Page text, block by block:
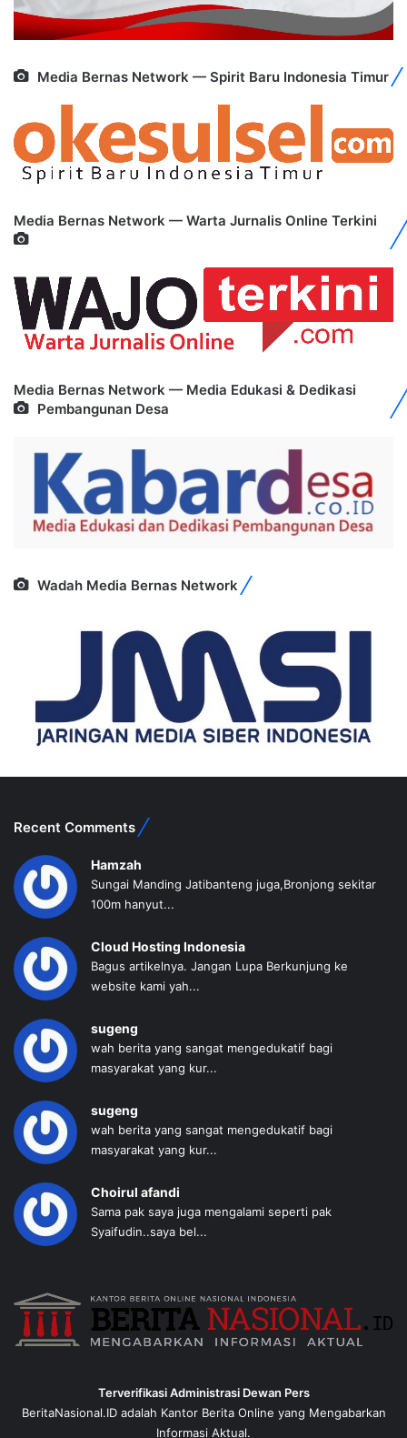
Media Bernas Network — Spirit Baru Indonesia Timur
Media Bernas Network — Warta Jurnalis Online Terkini
Media Bernas Network — Media Edukasi & Dedikasi
Pembangunan Desa
Wadah Media Bernas Network
Recent Comments
Hamzah
Sungai Manding Jatibanteng juga,Bronjong sekitar
100m hanyut...
Cloud Hosting Indonesia
Bagus artikelnya. Jangan Lupa Berkunjung ke
website kami yah...
sugeng
wah berita yang sangat mengedukatif bagi
masyarakat yang kur...
sugeng
wah berita yang sangat mengedukatif bagi
masyarakat yang kur...
Choirul afandi
Sama pak saya juga mengalami seperti pak
Syaifudin..saya bel...
Terverifikasi Administrasi Dewan Pers
BeritaNasional.ID adalah Kantor Berita Online yang Mengabarkan
Informasi Aktual.